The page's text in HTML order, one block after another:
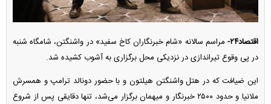
اقتصاد۲۴-
مراسم سالانه «شام خبرنگاران کاخ سفید» در واشنگتن، شامگاه شنبه
در پی وقوع تیراندازی در نزدیکی محل برگزاری به آشوب کشیده شد.
این ضیافت که در هتل واشنگتن هیلتون و با حضور دونالد ترامپ و همسرش
ملانیا و حدود ۲۵۰۰ خبرنگار و میهمان برگزار می‌شد، تنها دقایقی پس از شروع